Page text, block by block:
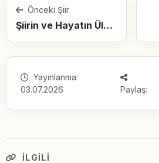
Önceki Şiir
Şiirin ve Hayatın Ülkesinde Furuğ
Yayınlanma:
03.07.2026
Paylaş:
İLGILI